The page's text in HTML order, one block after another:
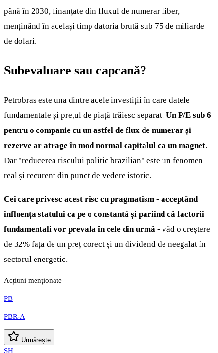
până în 2030, finanțate din fluxul de numerar liber,
menținând în același timp datoria brută sub 75 de miliarde
de dolari.
Subevaluare sau capcană?
Petrobras este una dintre acele investiții în care datele
fundamentale și prețul de piață trăiesc separat. Un P/E sub 6
pentru o companie cu un astfel de flux de numerar și
rezerve ar atrage în mod normal capitalul ca un magnet.
Dar "reducerea riscului politic brazilian" este un fenomen
real și recurent din punct de vedere istoric.
Cei care privesc acest risc cu pragmatism - acceptând
influența statului ca pe o constantă și pariind că factorii
fundamentali vor prevala în cele din urmă - văd o creștere
de 32% față de un preț corect și un dividend de neegalat în
sectorul energetic.
Acțiuni menționate
PB
PBR-A
Urmărește
SH